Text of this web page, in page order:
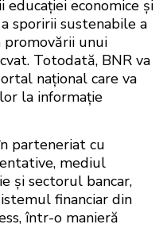
educației economice și
sporirii sustenabile a
promovării unui
Totodată, BNR va
național care va
la informație
parteneriat cu
mediul
și sectorul bancar,
financiar din
într-o manieră